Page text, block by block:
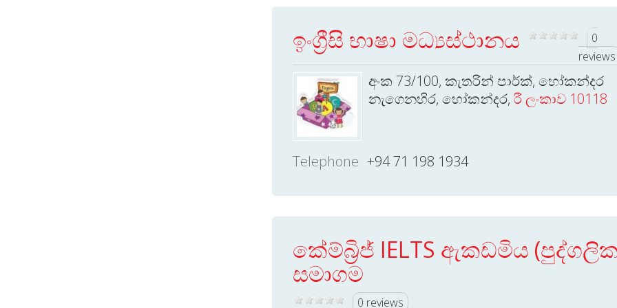
ඉංග්‍රීසි භාෂා මධ්‍යස්ථානය
0
reviews
අංක 73/100, කැතරින් පාර්ක්, හෝකන්දර
නැගෙනහිර, හෝකන්දර, රී ලංකාව 10118
Telephone +94 71 198 1934
කේම්බ්‍රිජ් IELTS ඇකඩමිය
සමාගම
0 reviews